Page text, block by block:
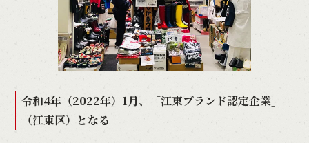
令和4年（2022年）1月、「江東ブランド認定企業」
（江東区）となる